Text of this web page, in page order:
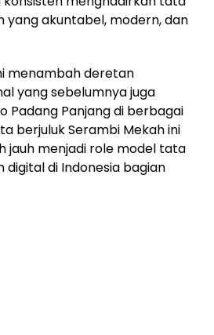
yang akuntabel, modern, dan
menambah deretan
yang sebelumnya juga
Padang Panjang di berbagai
berjuluk Serambi Mekah ini
jauh menjadi role model tata
di Indonesia bagian